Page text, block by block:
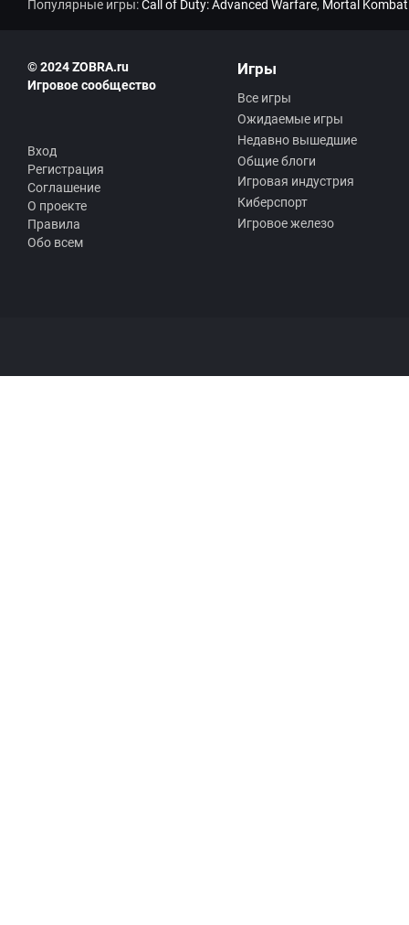
Популярные игры:Call of Duty: Advanced Warfare, Mortal
© 2024 ZOBRA.ru
Игровое сообщество
Вход
Регистрация
Соглашение
О проекте
Правила
Обо всем
Игры
Все игры
Ожидаемые игры
Недавно вышедшие
Общие блоги
Игровая индустрия
Киберспорт
Игровое железо